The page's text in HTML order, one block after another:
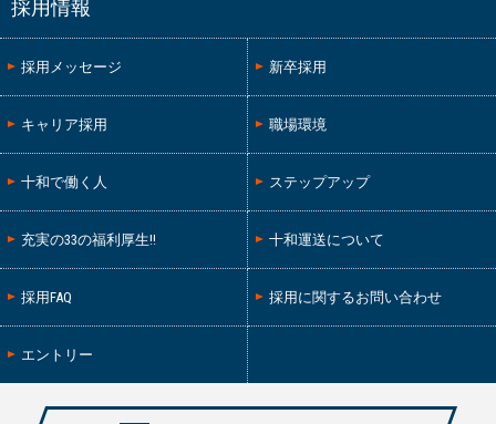
採用情報
採用メッセージ 新卒採用
キャリア採用 職場環境
十和で働く人 ステップアップ
充実の33の福利厚生!! 十和運送について
採用FAQ 採用に関するお問い合わせ
エントリー